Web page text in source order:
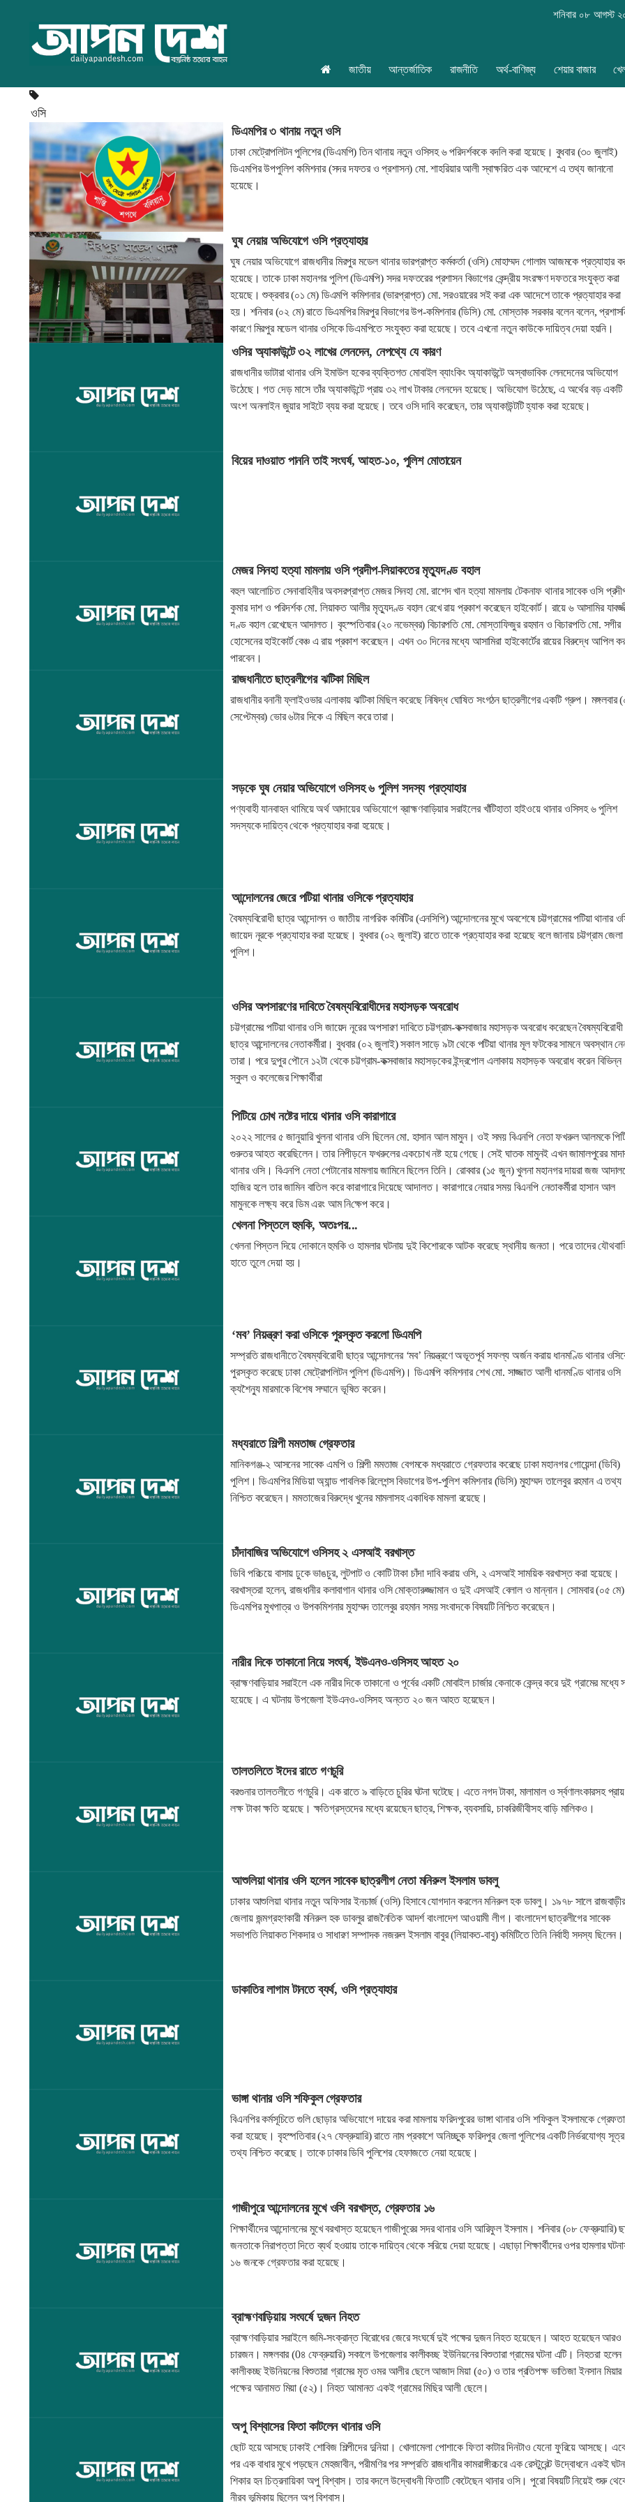
শনিবার ০৮ আগস্ট
জাতীয় আন্তর্জাতিক রাজনীতি অর্থ-বাণিজ্য শেয়ার বাজার
ওসি
ডিএমপির ৩ থানায় নতুন ওসি
ঢাকা মেট্রোপলিটন পুলিশের (ডিএমপি) তিন থানায় নতুন ওসিসহ ৬ পরিদর্শককে বদলি করা হয়েছে। বুধবার (৩০ জুলাই)
ডিএমপির উপপুলিশ কমিশনার (সদর দফতর ও প্রশাসন) মো. শাহরিয়ার আলী স্বাক্ষরিত এক আদেশে এ তথ্য জানানো
হয়েছে।
ঘুষ নেয়ার অভিযোগে ওসি প্রত্যাহার
ঘুষ নেয়ার অভিযোগে রাজধানীর মিরপুর মডেল থানার ভারপ্রাপ্ত কর্মকর্তা (ওসি) মোহাম্মদ গোলাম আজমকে প্রত্যাহার
হয়েছে। তাকে ঢাকা মহানগর পুলিশ (ডিএমপি) সদর দফতরের প্রশাসন বিভাগের কেন্দ্রীয় সংরক্ষণ দফতরে সংযুক্ত করা
হয়েছে। শুক্রবার (০১ মে) ডিএমপি কমিশনার (ভারপ্রাপ্ত) মো. সরওয়ারের সই করা এক আদেশে তাকে প্রত্যাহার করা
হয়। শনিবার (০২ মে) রাতে ডিএমপির মিরপুর বিভাগের উপ-কমিশনার (ডিসি) মো. মোস্তাক সরকার বলেন বলেন,
কারণে মিরপুর মডেল থানার ওসিকে ডিএমপিতে সংযুক্ত করা হয়েছে। তবে এখনো নতুন কাউকে দায়িত্ব দেয়া হয়নি।
ওসির অ্যাকাউন্টে ৩২ লাখের লেনদেন, নেপথ্যে যে কারণ
রাজধানীর ভাটারা থানার ওসি ইমাউল হকের ব্যক্তিগত মোবাইল ব্যাংকিং অ্যাকাউন্টে অস্বাভাবিক লেনদেনের অভিযোগ
উঠেছে। গত দেড় মাসে তাঁর অ্যাকাউন্টে প্রায় ৩২ লাখ টাকার লেনদেন হয়েছে। অভিযোগ উঠেছে, এ অর্থের বড় একটি
অংশ অনলাইন জুয়ার সাইটে ব্যয় করা হয়েছে। তবে ওসি দাবি করেছেন, তার অ্যাকাউন্টটি হ্যাক করা হয়েছে।
বিয়ের দাওয়াত পাননি তাই সংঘর্ষ, আহত-১০, পুলিশ মোতায়েন
মেজর সিনহা হত্যা মামলায় ওসি প্রদীপ-লিয়াকতের মৃত্যুদণ্ড বহাল
বহুল আলোচিত সেনাবাহিনীর অবসরপ্রাপ্ত মেজর সিনহা মো. রাশেদ খান হত্যা মামলায় টেকনাফ থানার সাবেক ওসি
কুমার দাশ ও পরিদর্শক মো. লিয়াকত আলীর মৃত্যুদণ্ড বহাল রেখে রায় প্রকাশ করেছেন হাইকোর্ট। রায়ে ৬ আসামির
দণ্ড বহাল রেখেছেন আদালত। বৃহস্পতিবার (২০ নভেম্বর) বিচারপতি মো. মোস্তাফিজুর রহমান ও বিচারপতি মো. সগীর
হোসেনের হাইকোর্ট বেঞ্চ এ রায় প্রকাশ করেছেন। এখন ৩০ দিনের মধ্যে আসামিরা হাইকোর্টের রায়ের বিরুদ্ধে আপিল
পারবেন।
রাজধানীতে ছাত্রলীগের ঝটিকা মিছিল
রাজধানীর বনানী ফ্লাইওভার এলাকায় ঝটিকা মিছিল করেছে নিষিদ্ধ ঘোষিত সংগঠন ছাত্রলীগের একটি গ্রুপ। মঙ্গলবার
সেপ্টেম্বর) ভোর ৬টার দিকে এ মিছিল করে তারা।
সড়কে ঘুষ নেয়ার অভিযোগে ওসিসহ ৬ পুলিশ সদস্য প্রত্যাহার
পণ্যবাহী যানবাহন থামিয়ে অর্থ আদায়ের অভিযোগে ব্রাহ্মণবাড়িয়ার সরাইলের খাঁটিহাতা হাইওয়ে থানার ওসিসহ ৬ পুলিশ
সদস্যকে দায়িত্ব থেকে প্রত্যাহার করা হয়েছে।
আন্দোলনের জেরে পটিয়া থানার ওসিকে প্রত্যাহার
বৈষম্যবিরোধী ছাত্র আন্দোলন ও জাতীয় নাগরিক কমিটির (এনসিপি) আন্দোলনের মুখে অবশেষে চট্টগ্রামের পটিয়া থানার
জায়েদ নূরকে প্রত্যাহার করা হয়েছে। বুধবার (০২ জুলাই) রাতে তাকে প্রত্যাহার করা হয়েছে বলে জানায় চট্টগ্রাম জেলা
পুলিশ।
ওসির অপসারণের দাবিতে বৈষম্যবিরোধীদের মহাসড়ক অবরোধ
চট্টগ্রামের পটিয়া থানার ওসি জায়েদ নূরের অপসারণ দাবিতে চট্টগ্রাম-কক্সবাজার মহাসড়ক অবরোধ করেছেন বৈষম্যবিরোধী
ছাত্র আন্দোলনের নেতাকর্মীরা। বুধবার (০২ জুলাই) সকাল সাড়ে ৯টা থেকে পটিয়া থানার মূল ফটকের সামনে অবস্থান
তারা। পরে দুপুর পৌনে ১২টা থেকে চট্টগ্রাম-কক্সবাজার মহাসড়কের ইন্দ্রপোল এলাকায় মহাসড়ক অবরোধ করেন বিভিন্ন
স্কুল ও কলেজের শিক্ষার্থীরা
পিটিয়ে চোখ নষ্টের দায়ে থানার ওসি কারাগারে
২০২২ সালের ৫ জানুয়ারি খুলনা থানার ওসি ছিলেন মো. হাসান আল মামুন। ওই সময় বিএনপি নেতা ফখরুল আলমকে
গুরুতর আহত করেছিলেন। তার নিপীড়নে ফখরুলের একচোখ নষ্ট হয়ে গেছে। সেই ঘাতক মামুনই এখন জামালপুরের
থানার ওসি। বিএনপি নেতা পেটানোর মামলায় জামিনে ছিলেন তিনি। রোববার (১৫ জুন) খুলনা মহানগর দায়রা জজ
হাজির হলে তার জামিন বাতিল করে কারাগারে দিয়েছে আদালত। কারাগারে নেয়ার সময় বিএনপি ‌নেতাকর্মীরা হাসান আল
মামুনকে লক্ষ্য করে ডিম এরং আম নি‌ক্ষেপ করে।
খেলনা পিস্তলে হুমকি, অতঃপর...
খেলনা পিস্তল দিয়ে দোকানে হুমকি ও হামলার ঘটনায় দুই কিশোরকে আটক করেছে স্থানীয় জনতা। পরে তাদের
হাতে তুলে দেয়া হয়।
‘মব’ নিয়ন্ত্রণ করা ওসিকে পুরস্কৃত করলো ডিএমপি
সম্প্রতি রাজধানীতে বৈষম্যবিরোধী ছাত্র আন্দোলনের ‘মব’ নিয়ন্ত্রণে অভূতপূর্ব সফল্য অর্জন করায় ধানমণ্ডি থানার
পুরস্কৃত করেছে ঢাকা মেট্রোপলিটন পুলিশ (ডিএমপি)। ডিএমপি কমিশনার শেখ মো. সাজ্জাত আলী ধানমণ্ডি থানার ওসি
ক্যশৈন্যু মারমাকে বিশেষ সম্মানে ভূষিত করেন।
মধ্যরাতে শিল্পী মমতাজ গ্রেফতার
মানিকগঞ্জ-২ আসনের সাবেক এমপি ও শিল্পী মমতাজ বেগমকে মধ্যরাতে গ্রেফতার করেছে ঢাকা মহানগর গোয়েন্দা (ডিবি)
পুলিশ। ডিএমপির মিডিয়া অ্যান্ড পাবলিক রিলেশন্স বিভাগের উপ-পুলিশ কমিশনার (ডিসি) মুহাম্মদ তালেবুর রহমান এ তথ্য
নিশ্চিত করেছেন। মমতাজের বিরুদ্ধে খুনের মামলাসহ একাধিক মামলা রয়েছে।
চাঁদাবাজির অভিযোগে ওসিসহ ২ এসআই বরখাস্ত
ডিবি পরিচয়ে বাসায় ঢুকে ভাঙচুর, লুটপাট ও কোটি টাকা চাঁদা দাবি করায় ওসি, ২ এসআই সাময়িক বরখাস্ত করা হয়েছে।
বরখাস্তরা হলেন, রাজধানীর কলাবাগান থানার ওসি মোক্তারুজ্জামান ও দুই এসআই বেলাল ও মান্নান। সোমবার (০৫ মে)
ডিএমপির মুখপাত্র ও উপকমিশনার মুহাম্মদ তালেবুর রহমান সময় সংবাদকে বিষয়টি নিশ্চিত করেছেন।
নারীর দিকে তাকানো নিয়ে সংঘর্ষ, ইউএনও-ওসিসহ আহত ২০
ব্রাহ্মণবাড়িয়ার সরাইলে এক নারীর দিকে তাকানো ও পূর্বের একটি মোবাইল চার্জার কেনাকে কেন্দ্র করে দুই গ্রামের মধ্যে
হয়েছে। এ ঘটনায় উপজেলা ইউএনও-ওসিসহ অন্তত ২০ জন আহত হয়েছেন।
তালতলিতে ঈদের রাতে গণচুরি
বরগুনার তালতলীতে গণচুরি। এক রাতে ৯ বাড়িতে চুরির ঘটনা ঘটেছে। এতে নগদ টাকা, মালামাল ও র্স্বণালংকারসহ
লক্ষ টাকা ক্ষতি হয়েছে। ক্ষতিগ্রস্তদের মধ্যে রয়েছেন ছাত্র, শিক্ষক, ব্যবসায়ি, চাকরিজীবীসহ বাড়ি মালিকও।
আশুলিয়া থানার ওসি হলেন সাবেক ছাত্রলীগ নেতা মনিরুল ইসলাম ডাবলু
ঢাকার আশুলিয়া থানার নতুন অফিসার ইনচার্জ (ওসি) হিসাবে যোগদান করলেন মনিরুল হক ডাবলু। ১৯৭৮ সালে
জেলায় জন্মগ্রহণকারী মনিরুল হক ডাবলুর রাজনৈতিক আদর্শ বাংলাদেশ আওয়ামী লীগ। বাংলাদেশ ছাত্রলীগের সাবেক
সভাপতি লিয়াকত শিকদার ও সাধারণ সম্পাদক নজরুল ইসলাম বাবুর (লিয়াকত-বাবু) কমিটিতে তিনি নির্বাহী সদস্য ছিলেন।
ডাকাতির লাগাম টানতে ব্যর্থ, ওসি প্রত্যাহার
ভাঙ্গা থানার ওসি শফিকুল গ্রেফতার
বিএনপির কর্মসূচিতে গুলি ছোড়ার অভিযোগে দায়ের করা মামলায় ফরিদপুরের ভাঙ্গা থানার ওসি শফিকুল ইসলামকে
করা হয়েছে। বৃহস্পতিবার (২৭ ফেব্রুয়ারি) রাতে নাম প্রকাশে অনিচ্ছুক ফরিদপুর জেলা পুলিশের একটি নির্ভরযোগ্য
তথ্য নিশ্চিত করেছে। তাকে ঢাকার ডিবি পুলিশের হেফাজতে নেয়া হয়েছে।
গাজীপুরে আন্দোলনের মুখে ওসি বরখাস্ত, গ্রেফতার ১৬
শিক্ষার্থীদের আন্দোলনের মুখে বরখাস্ত হয়েছেন গাজীপুরের সদর থানার ওসি আরিফুল ইসলাম। শনিবার (০৮ ফেব্রুয়ারি)
জনতাকে নিরাপত্তা দিতে ব্যর্থ হওয়ায় তাকে দায়িত্ব থেকে সরিয়ে দেয়া হয়েছে। এছাড়া শিক্ষার্থীদের ওপর হামলার
১৬ জনকে গ্রেফতার করা হয়েছে।
ব্রাহ্মণবাড়িয়ায় সংঘর্ষে দুজন নিহত
ব্রাহ্মণবাড়িয়ার সরাইলে জমি-সংক্রান্ত বিরোধের জেরে সংঘর্ষে দুই পক্ষের দুজন নিহত হয়েছেন। আহত হয়েছেন আরও
চারজন। মঙ্গলবার (0৪ ফেব্রুয়ারি) সকালে উপজেলার কালীকচ্ছ ইউনিয়নের বিশুতারা গ্রামের ঘটনা এটি। নিহতরা হলেন
কালীকচ্ছ ইউনিয়নের বিশুতারা গ্রামের মৃত ওমর আলীর ছেলে আজাদ মিয়া (৫০) ও তার প্রতিপক্ষ ভাতিজা ইনসান মিয়ার
পক্ষের আনামত মিয়া (৫২)। নিহত আমানত একই গ্রামের মিছির আলী ছেলে।
অপু বিশ্বাসের ফিতা কাটলেন থানার ওসি
ছোট হয়ে আসছে ঢাকাই শোবিজ শিল্পীদের দুনিয়া। খোলামেলা পোশাকে ফিতা কাটার দিনটাও যেনো ফুরিয়ে আসছে।
পর এক বাধার মুখে পড়ছেন মেহজাবীন, পরীমণির পর সম্প্রতি রাজধানীর কামরাঙ্গীরচরে এক রেস্টুরেন্ট উদ্বোধনে একই
শিকার হন চিত্রনায়িকা অপু বিশ্বাস। তার বদলে উদ্বোধনী ফিতাটি কেটেছেন থানার ওসি। পুরো বিষয়টি নিয়েই শুরু
নীরব ভূমিকায় ছিলেন অপু বিশ্বাস।